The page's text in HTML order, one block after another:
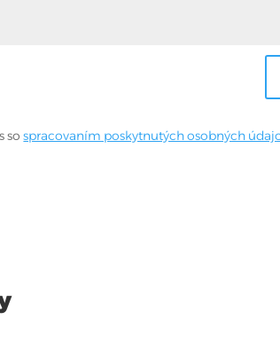
sospracovaním poskytnutých osobných